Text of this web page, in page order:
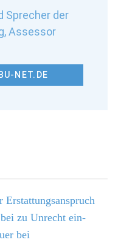
zu Unrecht ein­
bei
Sprecher der
Assessor
NET.DE